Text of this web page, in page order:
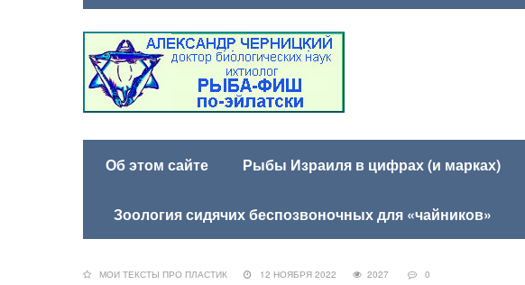
Об этом сайте Рыбы Израиля в цифрах (и марках)
Зоология сидячих беспозвоночных для «чайников»
МОИ ТЕКСТЫ ПРО ПЛАСТИК 12 НОЯБРЯ 2022 2027 0